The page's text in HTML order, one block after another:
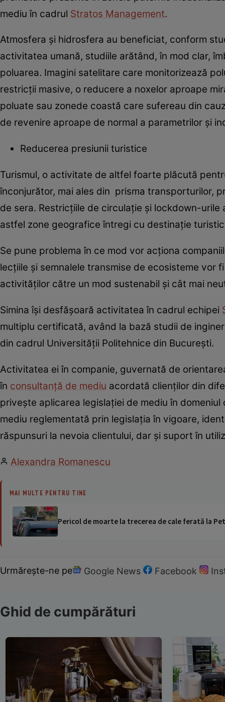
mediu în cadrul Stratos Management.
Atmosfera și hidrosfera au beneficiat, conform
activitatea umană, studiile arătând, în mod clar,
poluarea. Imagini satelitare care monitorizează
restricții masive, o reducere a noxelor aproape
poluate sau zonede coastă care sufereau din
de revenire aproape de normal a parametrilor și
Reducerea presiunii turistice
Turismul, o activitate de altfel foarte plăcută
înconjurător, mai ales din prisma transporturilor,
de sera. Restricțiile de circulație și lockdown-
astfel zone geografice întregi cu destinație
Se pune problema în ce mod vor acționa
lecțiile și semnalele transmise de ecosisteme vor
activităților către un mod sustenabil și cât mai
Simina își desfășoară activitatea în cadrul echipei
multiplu certificată, având la bază studii de
din cadrul Universității Politehnice din București.
Activitatea ei în companie, guvernată de
în consultanță de mediu acordată clienților din
privește aplicarea legislației de mediu în
mediu reglementată prin legislația în vigoare,
răspunsuri la nevoia clientului, dar și suport în
Alexandra Romanescu
MAI MULTE PENTRU TINE
Pericol de moarte la trecerea de cale ferată la
Urmărește-ne pe Google News Facebook
Ghid de cumpărături